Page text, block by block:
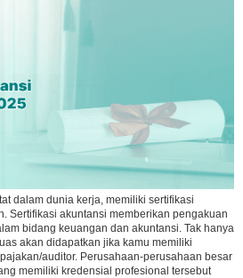
dalam dunia kerja, memiliki sertifikasi
Sertifikasi akuntansi memberikan pengakuan
bidang keuangan dan akuntansi. Tak hanya
akan didapatkan jika kamu memiliki
auditor. Perusahaan-perusahaan besar
memiliki kredensial profesional tersebut